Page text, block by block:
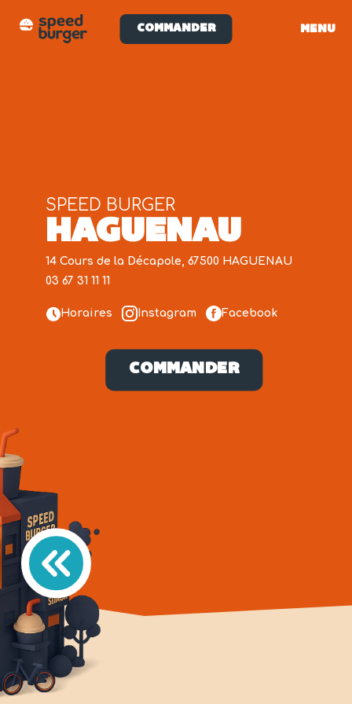
COMMANDER MENU
HAGUENAU
SPEED BURGER
14 Cours de la Décapole, 67500 HAGUENAU
03 67 31 11 11
Horaires Instagram Facebook
COMMANDER